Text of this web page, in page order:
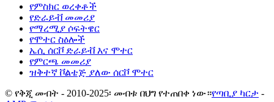
የምስክር ወረቀቶች
የድራይቭ መመሪያ
የማረሚያ ሶፍትዌር
የሞተር ስዕሎች
ኤሲ ሰርቮ ድራይቭ እና ሞተር
የምርጫ መመሪያ
ዝቅተኛ ቮልቴጅ ያለው ሰርቮ ሞተር
© የቅጂ መብት - 2010-2025፡ መብቱ በህግ የተጠበቀ ነው።የጣቢያ ካርታ -